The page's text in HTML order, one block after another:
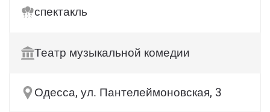
спектакль
Театр музыкальной комедии
Одесса, ул. Пантелеймоновская, 3